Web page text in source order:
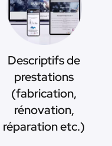
Descriptifs de
prestations
(fabrication,
rénovation,
réparation etc.)